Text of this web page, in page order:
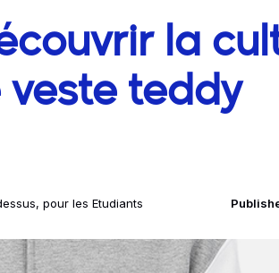
et Certifiés
in Europe
en France
la
veste teddy
, pour les Etudiants
le blog